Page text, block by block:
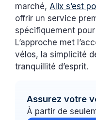
marché, Alix s’est
offrir un service
spécifiquement
L’approche met
vélos, la simplicité
tranquillité d’esprit.
Assurez votre
À partir de